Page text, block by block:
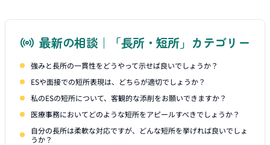
最新の相談｜「長所・短所」カテゴリー
強みと長所の一貫性をどうやって示せば良いでしょうか？
ESや面接での短所表現は、どちらが適切でしょうか？
私のESの短所について、客観的な添削をお願いできますか？
医療事務においてどのような短所をアピールすべきでしょうか？
自分の長所は柔軟な対応ですが、どんな短所を挙げれば良いでしょ
うか？